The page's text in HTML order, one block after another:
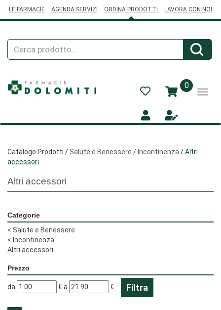
LE FARMACIE AGENDA SERVIZI ORDINA PRODOTTI LAVORA CON NOI
Cerca
Prodotto
0prodotti
inseriti
Catalogo Prodotti / Salute e Benessere / Incontinenza /Altri
accessori
Altri accessori
Categorie
< Salute e Benessere
< Incontinenza
Altri accessori
Prezzo
filtra
da €
filtra
a €